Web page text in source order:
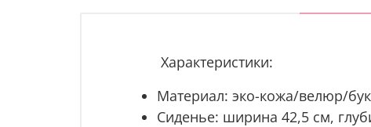
Характеристики:
Материал: эко-кожа/велюр/
Сиденье: ширина 42,5 см,